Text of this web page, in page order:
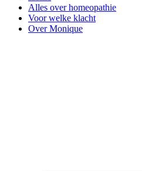
Alles over homeopathie
Voor welke klacht
Over Monique